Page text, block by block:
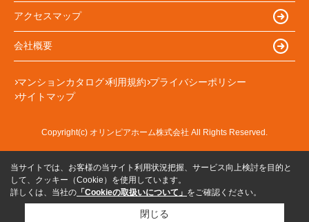
アクセスマップ
会社概要
マンションカタログ 利用規約 プライバシーポリシー
サイトマップ
Copyright(c) オリンピアホーム株式会社 All Rights Reserved.
当サイトでは、お客様の当サイト利用状況把握、サービス向上検討を目的と
して、クッキー（Cookie）を使用しています。
詳しくは、当社の 「Cookieの取扱いについて」 をご確認ください。
閉じる